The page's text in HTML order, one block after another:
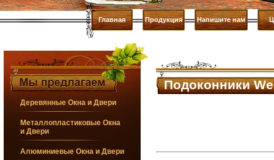
Главная Продукция Напишите нам
Деревянные Окна и Двери
Металлопластиковые Окна
и Двери
Алюминиевые Окна и Двери
Подоконники